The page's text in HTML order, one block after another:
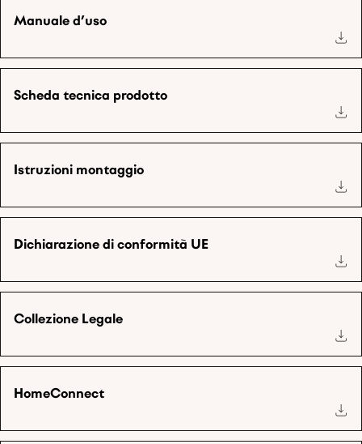
Manuale d’uso
Scheda tecnica prodotto
Istruzioni montaggio
Dichiarazione di conformità UE
Collezione Legale
HomeConnect